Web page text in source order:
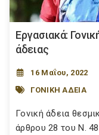
Εργασιακά:
άδειας
16 Μαΐου, 2022
ΓΟΝΙΚΗ ΑΔΕΙΑ
Γονική άδεια
άρθρου 28 του Ν.